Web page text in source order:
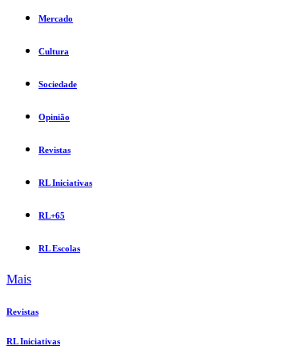
Mercado
Cultura
Sociedade
Opinião
Revistas
RL Iniciativas
RL+65
RL Escolas
Mais
Revistas
RL Iniciativas